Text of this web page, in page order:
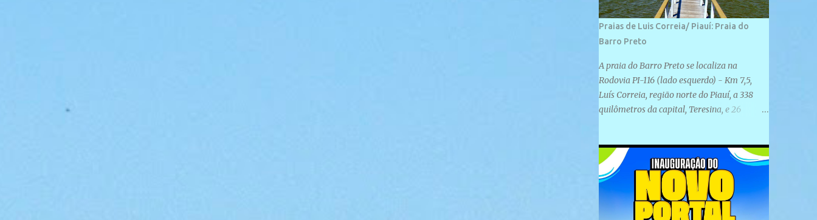
Praias de Luis Correia/ Piauí: Praia do
Barro Preto
A praia do Barro Preto se localiza na
Rodovia PI-116 (lado esquerdo) - Km 7,5,
Luís Correia, região norte do Piauí, a 338
quilômetros da capital, Teresina, e 26
plana e retilínea na maior parte de sua
extensão, chegando a mais ou menos a 1,5
km de paisagens exuberantes. Possui ondas
suaves devido ao extensivo molhe de pedras
que não chegam a 2 metros de altura, não